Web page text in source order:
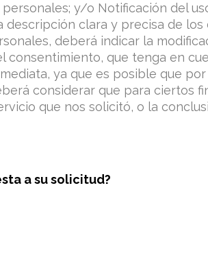
y/o Notificación del
descripción clara y precisa de
deberá indicar la
consentimiento, que tenga en
ya que es posible que
considerar que para ciertos
que nos solicitó, o la
a su solicitud?